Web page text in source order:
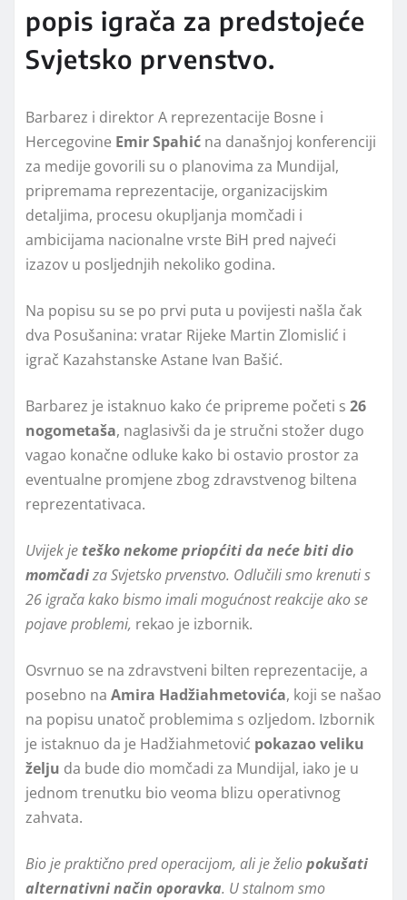
popis igrača za predstojeće
Svjetsko prvenstvo.
Barbarez i direktor A reprezentacije Bosne i
Hercegovine Emir Spahić na današnjoj konferenciji
za medije govorili su o planovima za Mundijal,
pripremama reprezentacije, organizacijskim
detaljima, procesu okupljanja momčadi i
ambicijama nacionalne vrste BiH pred najveći
izazov u posljednjih nekoliko godina.
Na popisu su se po prvi puta u povijesti našla čak
dva Posušanina: vratar Rijeke Martin Zlomislić i
igrač Kazahstanske Astane Ivan Bašić.
Barbarez je istaknuo kako će pripreme početi s 26
nogometaša, naglasivši da je stručni stožer dugo
vagao konačne odluke kako bi ostavio prostor za
eventualne promjene zbog zdravstvenog biltena
reprezentativaca.
Uvijek je teško nekome priopćiti da neće biti dio
momčadiza Svjetsko prvenstvo. Odlučili smo krenuti s
26 igrača kako bismo imali mogućnost reakcije ako se
pojave problemi, rekao je izbornik.
Osvrnuo se na zdravstveni bilten reprezentacije, a
posebno na Amira Hadžiahmetovića, koji se našao
na popisu unatoč problemima s ozljedom. Izbornik
je istaknuo da je Hadžiahmetović pokazao veliku
želju da bude dio momčadi za Mundijal, iako je u
jednom trenutku bio veoma blizu operativnog
zahvata.
Bio je praktično pred operacijom, ali je želiopokušati
alternativni način oporavka. U stalnom smo